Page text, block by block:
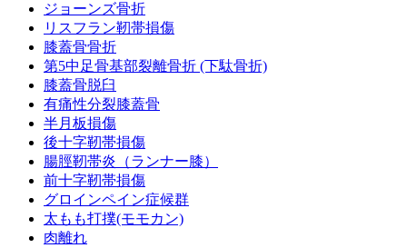
ジョーンズ骨折
リスフラン靭帯損傷
膝蓋骨骨折
第5中足骨基部裂離骨折 (下駄骨折)
膝蓋骨脱臼
有痛性分裂膝蓋骨
半月板損傷
後十字靭帯損傷
腸脛靭帯炎（ランナー膝）
前十字靭帯損傷
グロインペイン症候群
太もも打撲(モモカン)
肉離れ